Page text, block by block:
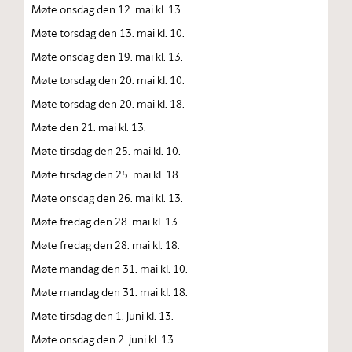
Møte onsdag den 12. mai kl. 13.
Møte torsdag den 13. mai kl. 10.
Møte onsdag den 19. mai kl. 13.
Møte torsdag den 20. mai kl. 10.
Møte torsdag den 20. mai kl. 18.
Møte den 21. mai kl. 13.
Møte tirsdag den 25. mai kl. 10.
Møte tirsdag den 25. mai kl. 18.
Møte onsdag den 26. mai kl. 13.
Møte fredag den 28. mai kl. 13.
Møte fredag den 28. mai kl. 18.
Møte mandag den 31. mai kl. 10.
Møte mandag den 31. mai kl. 18.
Møte tirsdag den 1. juni kl. 13.
Møte onsdag den 2. juni kl. 13.